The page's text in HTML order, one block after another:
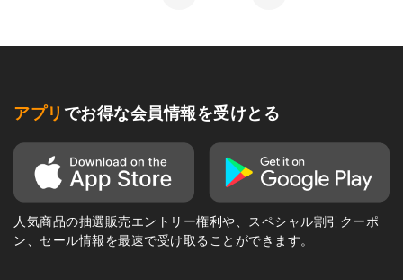
アプリ でお得な会員情報を受けとる
人気商品の抽選販売エントリー権利や、スペシャル割引クーポ
ン、セール情報を最速で受け取ることができます。